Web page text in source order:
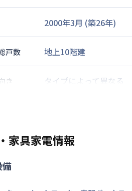
2000年3月 (築26年)
戸数 地上10階建
き タイプによって異なる
家具家電情報
備